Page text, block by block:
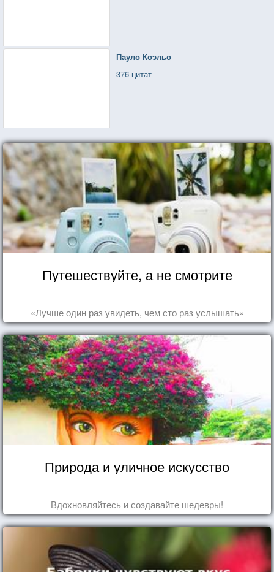
Пауло Коэльо
376 цитат
Путешествуйте, а не смотрите
«Лучше один раз увидеть, чем сто раз услышать»
Природа и уличное искусство
Вдохновляйтесь и создавайте шедевры!